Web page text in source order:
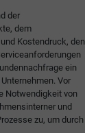
der
dem
Kostendruck, den
ein
Vor
Notwendigkeit von
und
zu, um durch